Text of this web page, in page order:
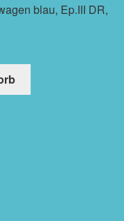
blau, Ep.III DR,